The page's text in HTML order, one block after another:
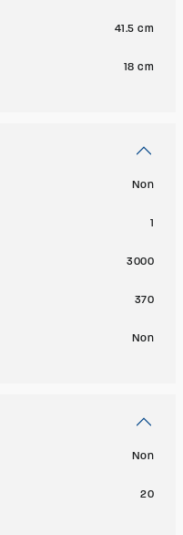
41.5 cm
18 cm
Non
1
3000
370
Non
Non
20